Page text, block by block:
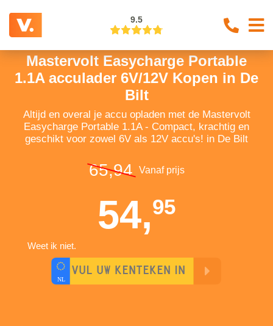
9.5
Mastervolt Easycharge Portable
1.1A acculader 6V/12V Kopen in De
Bilt
Altijd en overal je accu opladen met de Mastervolt
Easycharge Portable 1.1A - Compact, krachtig en
geschikt voor zowel 6V als 12V accu's! in De Bilt
65,94 Vanaf prijs
54,95
Weet ik niet.